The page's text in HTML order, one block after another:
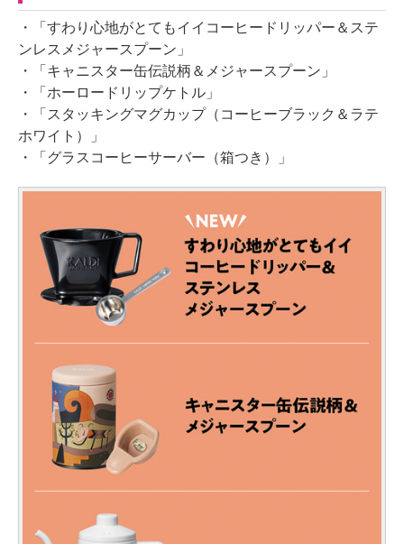
・「すわり心地がとてもイイコーヒードリッパー＆ステ
ンレスメジャースプーン」
・「キャニスター缶伝説柄＆メジャースプーン」
・「ホーロードリップケトル」
・「スタッキングマグカップ（コーヒーブラック＆ラテ
ホワイト）」
・「グラスコーヒーサーバー（箱つき）」